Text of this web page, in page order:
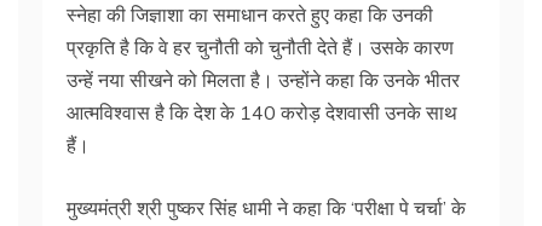
स्नेहा की जिज्ञाशा का समाधान करते हुए कहा कि उनकी
प्रकृति है कि वे हर चुनौती को चुनौती देते हैं। उसके कारण
उन्हें नया सीखने को मिलता है। उन्होंने कहा कि उनके भीतर
आत्मविश्वास है कि देश के 140 करोड़ देशवासी उनके साथ
हैं।
मुख्यमंत्री श्री पुष्कर सिंह धामी ने कहा कि ‘परीक्षा पे चर्चा’ के